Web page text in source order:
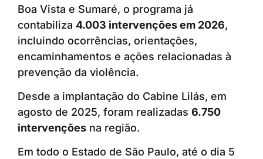
Boa Vista e Sumaré, o programa já
contabiliza 4.003 intervenções em 2026,
incluindo ocorrências, orientações,
encaminhamentos e ações relacionadas à
prevenção da violência.
Desde a implantação do Cabine Lilás, em
agosto de 2025, foram realizadas 6.750
intervenções na região.
Em todo o Estado de São Paulo, até o dia 5